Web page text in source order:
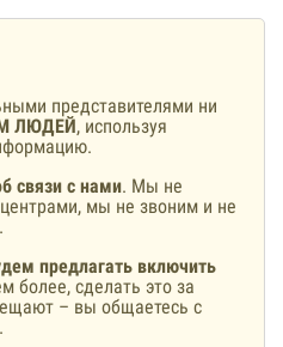
представителями ни
ЛЮДЕЙ, используя
связи с нами. Мы не
мы не звоним и не
предлагать включить
более, сделать это за
– вы общаетесь с